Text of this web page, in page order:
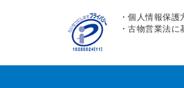
・個人情報保護
・古物営業法に